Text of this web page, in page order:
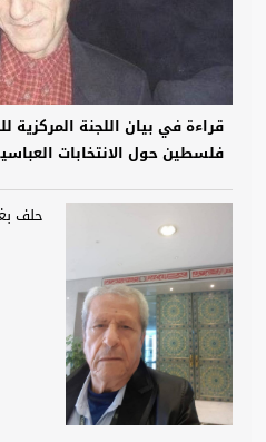
قراءة في بيان اللجنة المركزية
فلسطين حول الانتخابات
حلف